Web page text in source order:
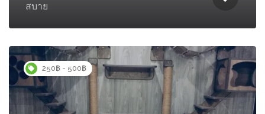
สบาย
250฿ - 500฿